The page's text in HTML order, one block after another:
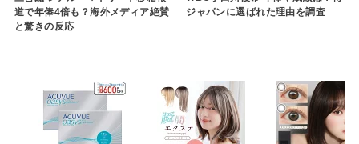
道で年俸4倍も？海外メディア絶賛
と驚きの反応
ジャパンに選ばれた理由を調査